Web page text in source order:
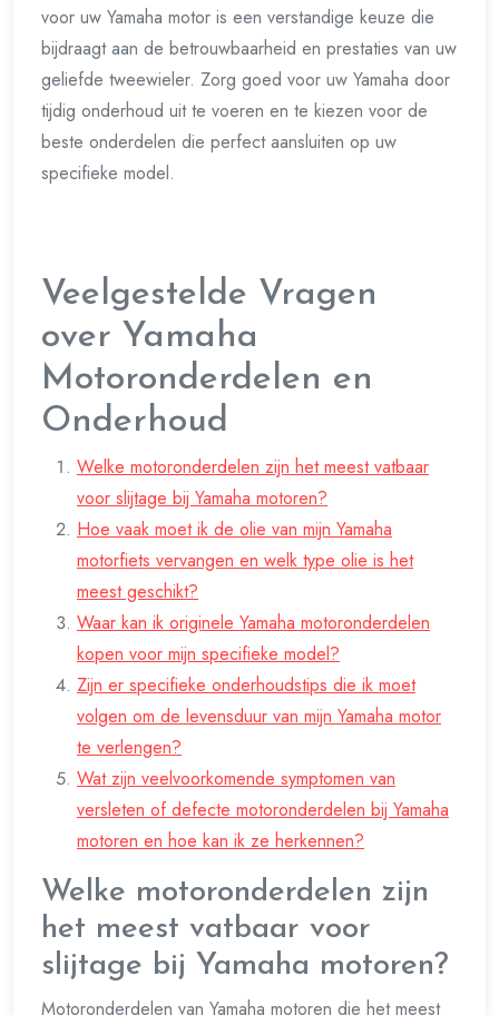
voor uw Yamaha motor is een verstandige keuze die
bijdraagt aan de betrouwbaarheid en prestaties van uw
geliefde tweewieler. Zorg goed voor uw Yamaha door
tijdig onderhoud uit te voeren en te kiezen voor de
beste onderdelen die perfect aansluiten op uw
specifieke model.
Veelgestelde Vragen
over Yamaha
Motoronderdelen en
Onderhoud
Welke motoronderdelen zijn het meest vatbaar
voor slijtage bij Yamaha motoren?
Hoe vaak moet ik de olie van mijn Yamaha
motorfiets vervangen en welk type olie is het
meest geschikt?
Waar kan ik originele Yamaha motoronderdelen
kopen voor mijn specifieke model?
Zijn er specifieke onderhoudstips die ik moet
volgen om de levensduur van mijn Yamaha motor
te verlengen?
Wat zijn veelvoorkomende symptomen van
versleten of defecte motoronderdelen bij Yamaha
motoren en hoe kan ik ze herkennen?
Welke motoronderdelen zijn
het meest vatbaar voor
slijtage bij Yamaha motoren?
Motoronderdelen van Yamaha motoren die het meest